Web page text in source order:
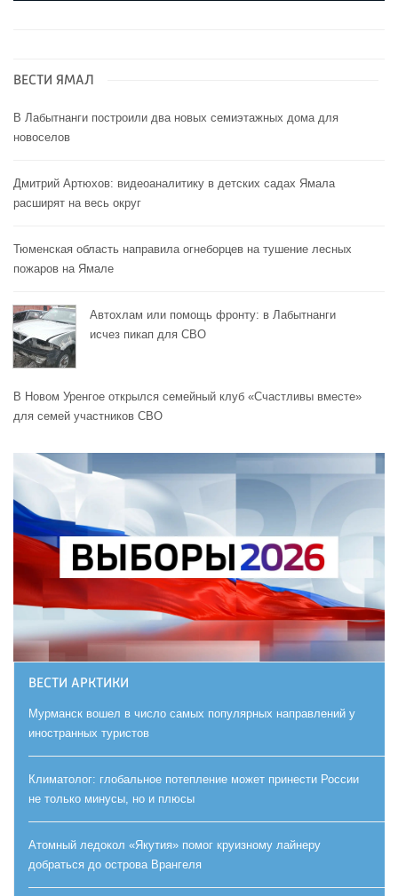
ВЕСТИ ЯМАЛ
В Лабытнанги построили два новых семиэтажных дома для
новоселов
Дмитрий Артюхов: видеоаналитику в детских садах Ямала
расширят на весь округ
Тюменская область направила огнеборцев на тушение лесных
пожаров на Ямале
Автохлам или помощь фронту: в Лабытнанги
исчез пикап для СВО
В Новом Уренгое открылся семейный клуб «Счастливы вместе»
для семей участников СВО
ВЕСТИ АРКТИКИ
Мурманск вошел в число самых популярных направлений у
иностранных туристов
Климатолог: глобальное потепление может принести России
не только минусы, но и плюсы
Атомный ледокол «Якутия» помог круизному лайнеру
добраться до острова Врангеля